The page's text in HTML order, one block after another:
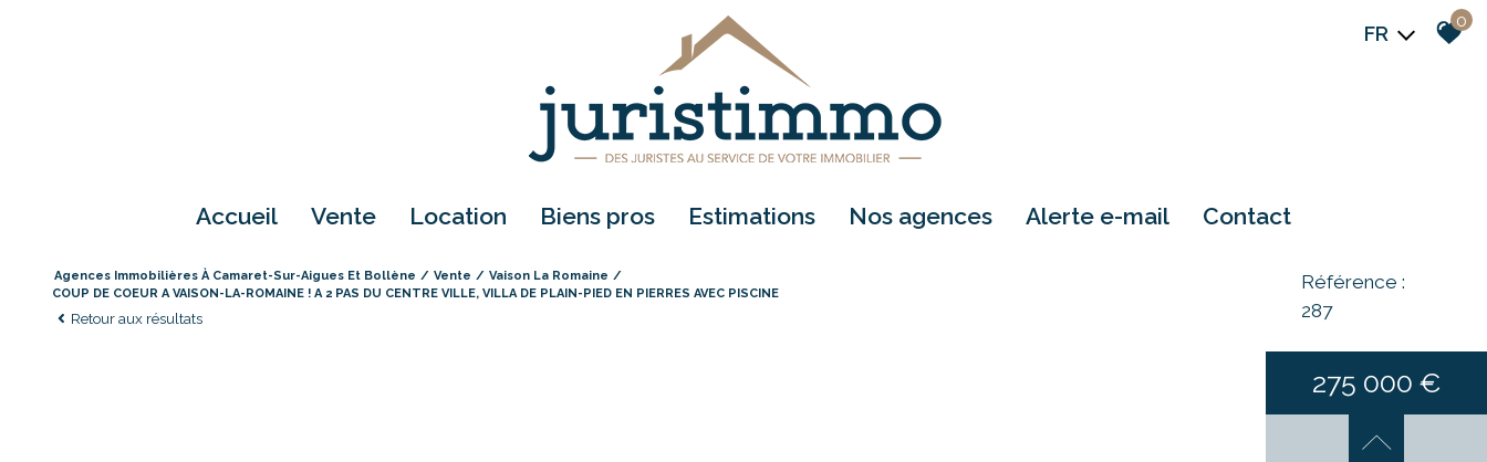
FR
0
accueil vente location biens pros
location
estimations nos agences alerte e-mail contact
Agences Immobilières À Camaret-Sur-Aigues Et Bollène Vente
Vaison La Romaine
COUP DE COEUR A VAISON-LA-ROMAINE ! A 2 PAS DU CENTRE VILLE, VILLA DE PLAIN-PIED EN PIERRES AVEC PISCINE
Retour aux résultats
Référence :
287
275 000 €